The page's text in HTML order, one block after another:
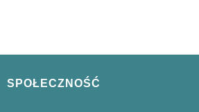
SPOŁECZNOŚĆ